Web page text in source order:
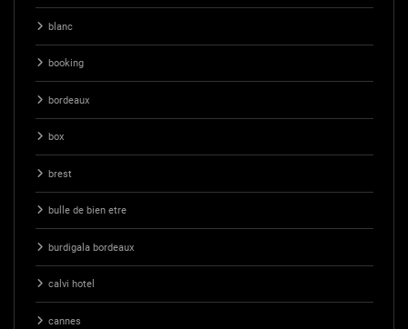
blanc
booking
bordeaux
box
brest
bulle de bien etre
burdigala bordeaux
calvi hotel
cannes